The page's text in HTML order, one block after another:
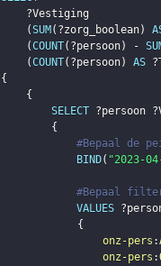
?Vestiging
(SUM ( ?zorg_boolean)
(COUNT( ?persoon) -
(COUNT( ?persoon) AS
{
{
SELECT ?persoon
{
#Bepaal de
BIND( "2023-
#Bepaal
VALUES
{
onz-pers :
onz-pers :